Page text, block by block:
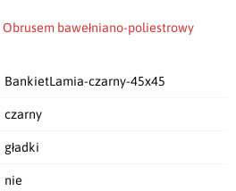
Obrusem bawełniano-poliestrowy
BankietLamia-czarny-45x45
czarny
gładki
nie